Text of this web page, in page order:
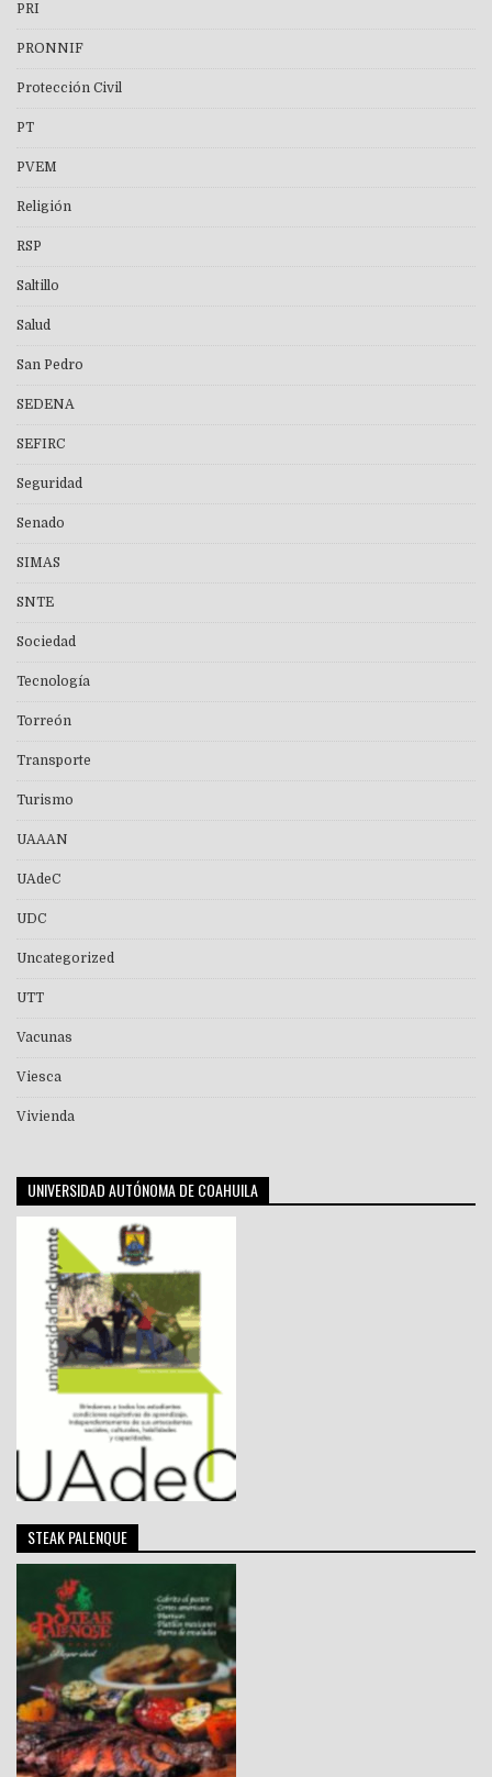
PRI
PRONNIF
Protección Civil
PT
PVEM
Religión
RSP
Saltillo
Salud
San Pedro
SEDENA
SEFIRC
Seguridad
Senado
SIMAS
SNTE
Sociedad
Tecnología
Torreón
Transporte
Turismo
UAAAN
UAdeC
UDC
Uncategorized
UTT
Vacunas
Viesca
Vivienda
UNIVERSIDAD AUTÓNOMA DE COAHUILA
STEAK PALENQUE